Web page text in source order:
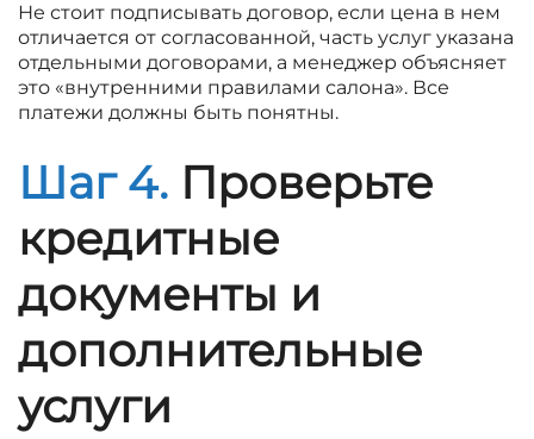
Не стоит подписывать договор, если цена в нем
отличается от согласованной, часть услуг указана
отдельными договорами, а менеджер объясняет
это «внутренними правилами салона». Все
платежи должны быть понятны.
Шаг 4. Проверьте
кредитные
документы и
дополнительные
услуги